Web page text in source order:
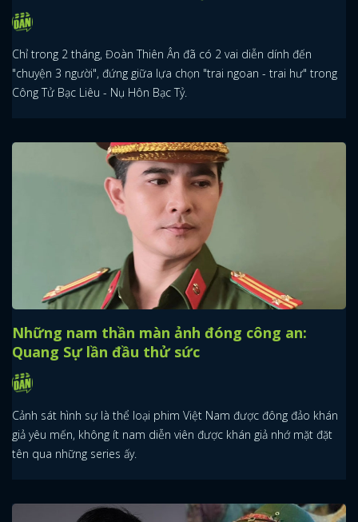
Chỉ trong 2 tháng, Đoàn Thiên Ân đã có 2 vai diễn dính đến
"chuyện 3 người", đứng giữa lựa chọn "trai ngoan - trai hư" trong
Công Tử Bạc Liêu - Nụ Hôn Bạc Tỷ.
Những nam thần màn ảnh đóng công an:
Quang Sự lần đầu thử sức
Cảnh sát hình sự là thể loại phim Việt Nam được đông đảo khán
giả yêu mến, không ít nam diễn viên được khán giả nhớ mặt đặt
tên qua những series ấy.